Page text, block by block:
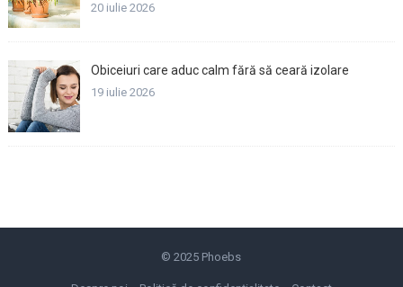
20 iulie 2026
Obiceiuri care aduc calm fără să ceară izolare
19 iulie 2026
© 2025 Phoebs